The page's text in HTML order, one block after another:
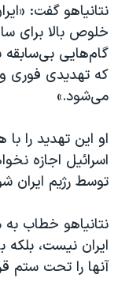
نتانیاهو گفت:
گام‌هایی بی‌سابقه
که تهدیدی فوری
می‌شود.»
او این تهدید را
اسرائیل اجازه
توسط رژیم ایران
نتانیاهو خطاب به
آنها را تحت ستم